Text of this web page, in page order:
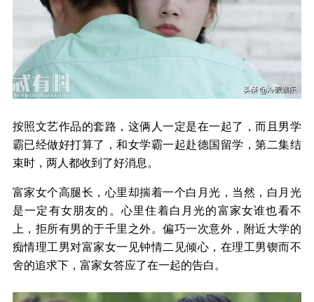
按照文艺作品的套路，这俩人一定是在一起了，而且男学
霸已经做好打算了，和女学霸一起赴德国留学，第二集结
束时，两人都收到了好消息。
富家女个高腿长，心里却揣着一个白月光，当然，白月光
是一定有女朋友的。心里住着白月光的富家女谁也看不
上，拒所有男的于千里之外。偏巧一次意外，附近大学的
痴情理工男对富家女一见钟情二见倾心，在理工男锲而不
舍的追求下，富家女答应了在一起的告白。